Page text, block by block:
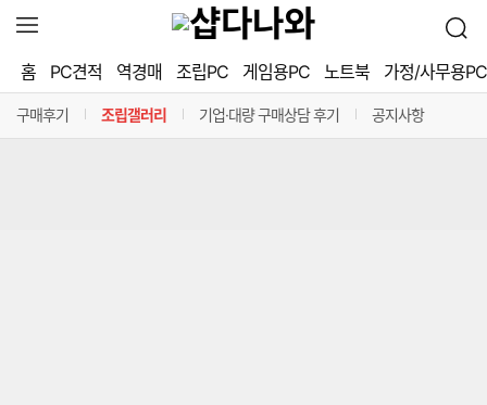
역
열
기
검
색
홈
PC견적 역경매 조립PC 게임용PC 노트북 가정/사무용PC
구매후기
구분선
조립갤러리
구분선
기업·대량 구매상담 후기
구분선
공지사항
구분선
로그인 개인정보처리방침
㈜ 커넥트웨이브
세